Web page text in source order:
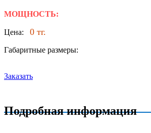
МОЩНОСТЬ:
Цена: 0 тг.
Габаритные размеры:
Заказать
Подробная информация